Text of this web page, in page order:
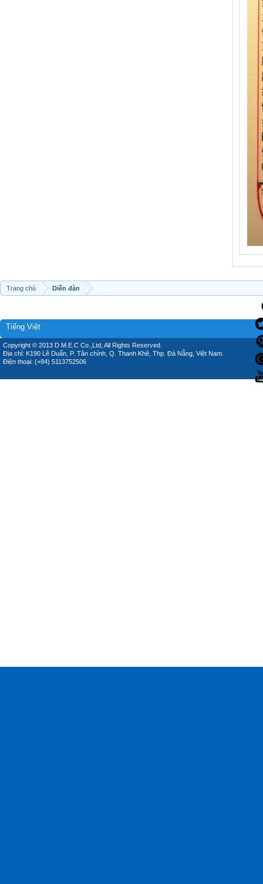
Trang chủ Diễn đàn
Tiếng Việt
Copyright © 2013 D.M.E.C Co.,Ltd, All Rights Reserved.
Địa chỉ: K190 Lê Duẩn, P. Tân chính, Q. Thanh Khê, Thp. Đà Nẵng, Việt Nam.
Điện thoại: (+84) 5113752506